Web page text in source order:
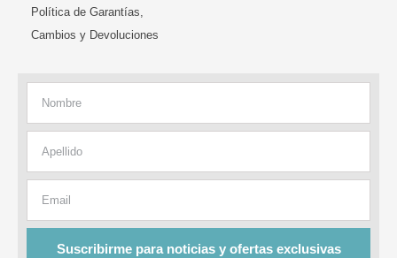
Política de Garantías,
Cambios y Devoluciones
Suscribirme para noticias y ofertas exclusivas